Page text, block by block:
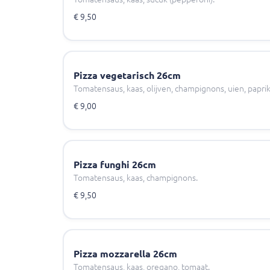
€ 9,50
Pizza vegetarisch 26cm
Tomatensaus, kaas, olijven, champignons, uien,
€ 9,00
Pizza funghi 26cm
Tomatensaus, kaas, champignons.
€ 9,50
Pizza mozzarella 26cm
Tomatensaus, kaas, oregano, tomaat.